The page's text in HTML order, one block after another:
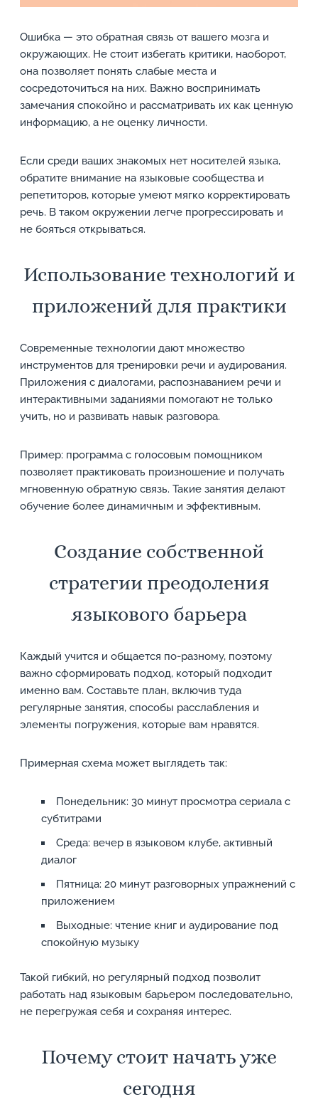
Ошибка — это обратная связь от вашего мозга и
окружающих. Не стоит избегать критики, наоборот,
она позволяет понять слабые места и
сосредоточиться на них. Важно воспринимать
замечания спокойно и рассматривать их как ценную
информацию, а не оценку личности.
Если среди ваших знакомых нет носителей языка,
обратите внимание на языковые сообщества и
репетиторов, которые умеют мягко корректировать
речь. В таком окружении легче прогрессировать и
не бояться открываться.
Использование технологий и
приложений для практики
Современные технологии дают множество
инструментов для тренировки речи и аудирования.
Приложения с диалогами, распознаванием речи и
интерактивными заданиями помогают не только
учить, но и развивать навык разговора.
Пример: программа с голосовым помощником
позволяет практиковать произношение и получать
мгновенную обратную связь. Такие занятия делают
обучение более динамичным и эффективным.
Создание собственной
стратегии преодоления
языкового барьера
Каждый учится и общается по-разному, поэтому
важно сформировать подход, который подходит
именно вам. Составьте план, включив туда
регулярные занятия, способы расслабления и
элементы погружения, которые вам нравятся.
Примерная схема может выглядеть так:
Понедельник: 30 минут просмотра сериала с
субтитрами
Среда: вечер в языковом клубе, активный
диалог
Пятница: 20 минут разговорных упражнений с
приложением
Выходные: чтение книг и аудирование под
спокойную музыку
Такой гибкий, но регулярный подход позволит
работать над языковым барьером последовательно,
не перегружая себя и сохраняя интерес.
Почему стоит начать уже
сегодня